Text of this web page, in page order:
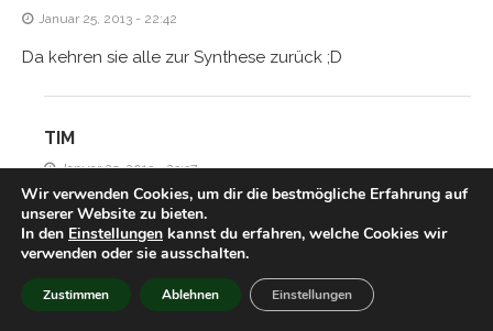
Januar 25, 2013 - 22:42
Da kehren sie alle zur Synthese zurück ;D
TIM
Januar 25, 2013 - 23:37
Niemals! ;p
JASI
Wir verwenden Cookies, um dir die bestmögliche Erfahrung auf
unserer Website zu bieten.
In den Einstellungen kannst du erfahren, welche Cookies wir
verwenden oder sie ausschalten.
Zustimmen Ablehnen Einstellungen